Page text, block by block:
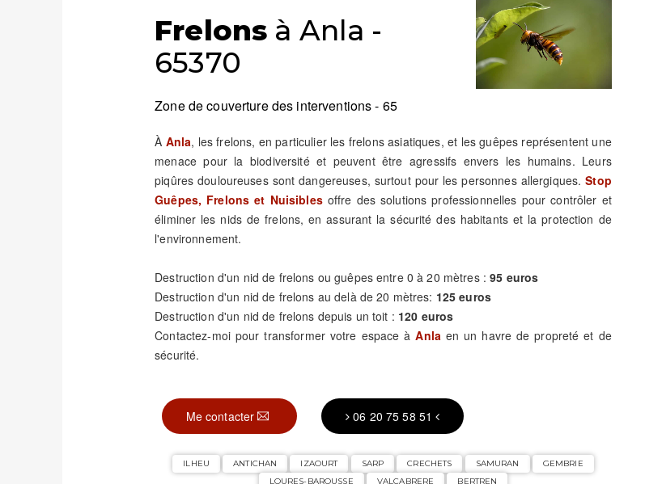
Frelons à Anla -
65370
Zone de couverture des interventions - 65
À Anla, les frelons, en particulier les frelons asiatiques, et les guêpes représentent une
menace pour la biodiversité et peuvent être agressifs envers les humains. Leurs
piqûres douloureuses sont dangereuses, surtout pour les personnes allergiques.Stop
Guêpes, Frelons et Nuisiblesoffre des solutions professionnelles pour contrôler et
éliminer les nids de frelons, en assurant la sécurité des habitants et la protection de
l'environnement.
Destruction d'un nid de frelons ou guêpes entre 0 à 20 mètres :95 euros
Destruction d'un nid de frelons au delà de 20 mètres: 125 euros
Destruction d'un nid de frelons depuis un toit : 120 euros
Contactez-moi pour transformer votre espace àAnla en un havre de propreté et de
sécurité.
Me contacter 06 20 75 58 51
ILHEU ANTICHAN IZAOURT SARP CRECHETS SAMURAN
GEMBRIE
LOURES-BAROUSSE
VALCABRERE BERTREN